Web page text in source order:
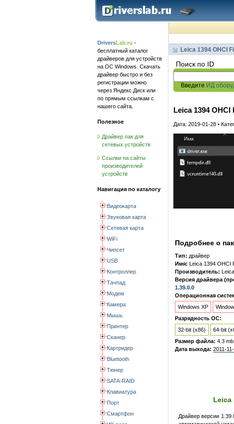
DriversLab.ru -
бесплатный каталог
драйверов для устройств
на ОС Windows. Скачать
драйвер быстро и без
регистрации можно
через Яндекс.Диск или
по прямым ссылкам с
нашего сайта.
Полезное
Драйвер пак для
сетевых устройств
Ссылки на сайты
производителей
устройств
Навигация по каталогу
Видеокарта
Звуковая карта
Сетевая карта
WiFi
Чипсет
USB
Контроллер
Тачпад
Модем
Камера
Мышь
Принтер
Сканер
Картридер
Bluetooth
Тюнер
SATA-RAID
Клавиатура
Порт
Смартфон
Leica 1394 OHCI
Поиск по ID
Введите ИД
Leica 1394
Дата: 2019-01-28 •
Подробнее о
Тип: драйвер
Имя: Leica 1394 OHCI
Производитель:
Версия драйвера
1.39.0.0
Операционная
Windows XP
Разрядность ОС:
32-bit (x86)
64-bit
Размер файла: 4.3 mb
Дата выхода: 2011-
Leica
Драйвер версии